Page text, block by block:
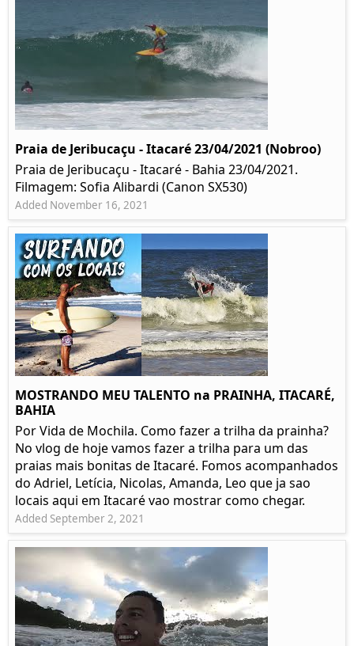
Praia de Jeribucaçu - Itacaré 23/04/2021 (Nobroo)
Praia de Jeribucaçu - Itacaré - Bahia 23/04/2021.
Filmagem: Sofia Alibardi (Canon SX530)
Added November 16, 2021
MOSTRANDO MEU TALENTO na PRAINHA, ITACARÉ,
BAHIA
Por Vida de Mochila. Como fazer a trilha da prainha?
No vlog de hoje vamos fazer a trilha para um das
praias mais bonitas de Itacaré. Fomos acompanhados
do Adriel, Letícia, Nicolas, Amanda, Leo que ja sao
locais aqui em Itacaré vao mostrar como chegar.
Added September 2, 2021